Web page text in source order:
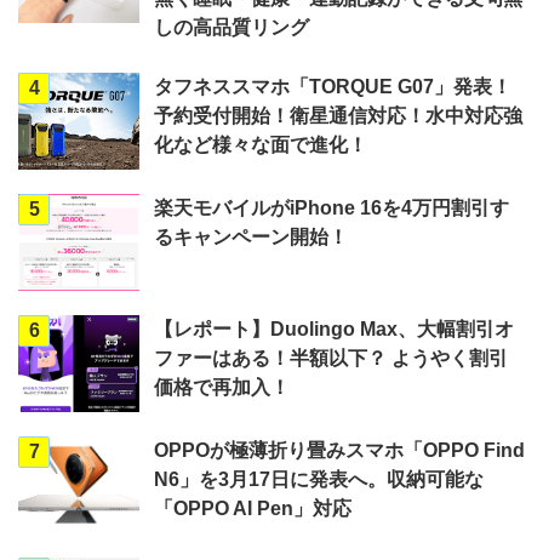
しの高品質リング
4
タフネススマホ「TORQUE G07」発表！
予約受付開始！衛星通信対応！水中対応強
化など様々な面で進化！
5
楽天モバイルがiPhone 16を4万円割引す
るキャンペーン開始！
6
【レポート】Duolingo Max、大幅割引オ
ファーはある！半額以下？ ようやく割引
価格で再加入！
7
OPPOが極薄折り畳みスマホ「OPPO Find
N6」を3月17日に発表へ。収納可能な
「OPPO AI Pen」対応